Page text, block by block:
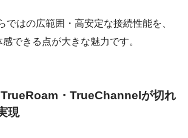
ではの広範囲・高安定な接続性能を、
できる点が大きな魅力です。
・TrueChannelが切れ
現